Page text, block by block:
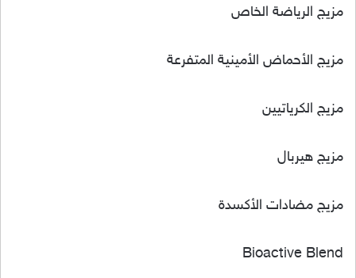
مزيج الرياضة الخاص
مزيج الأحماض الأمينية المتفرعة
مزيج الكرياتيين
مزيج هيربال
مزيج مضادات الأكسدة
Bioactive Blend